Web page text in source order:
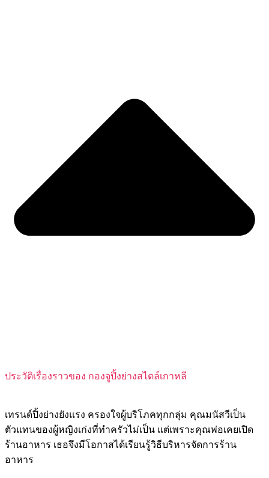
ประวัติเรื่องราวของ กองจูปิ้งย่างสไตล์เกาหลี
เทรนด์ปิ้งย่างยังแรง ครองใจผู้บริโภคทุกกลุ่ม คุณมนัสวีเป็น
ตัวแทนของผู้หญิงเก่งที่ทำครัวไม่เป็น แต่เพราะคุณพ่อเคยเปิด
ร้านอาหาร เธอจึงมีโอกาสได้เรียนรู้วิธีบริหารจัดการร้าน
อาหาร